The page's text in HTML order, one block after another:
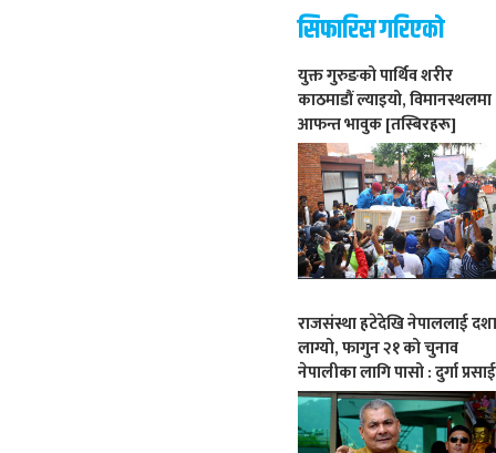
सिफारिस गरिएको
युक्त गुरुङको पार्थिव शरीर
काठमाडौं ल्याइयो, विमानस्थलमा
आफन्त भावुक [तस्बिरहरू]
राजसंस्था हटेदेखि नेपाललाई दशा
लाग्यो, फागुन २१ को चुनाव
नेपालीका लागि पासो : दुर्गा प्रसाई